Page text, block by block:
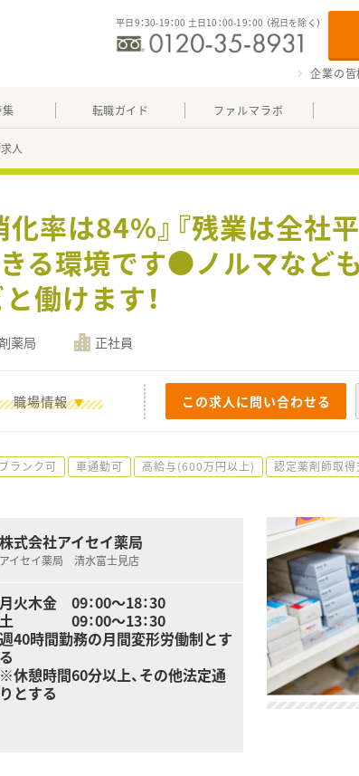
平日9：30-19：00 土日10：00-19：00 （祝日を除く）
企業の皆
転職ガイド ファルマラボ
人
化率は84%』『残業は全社
る環境です●ノルマなど
働けます！
薬局 正社員
職場情報 この求人に問い合わせる
ブランク可 車通勤可 高給与(600万円以上) 認定薬剤師取得
株式会社アイセイ薬局
アイセイ薬局 清水富士見店
月火木金 09：00～18：30
土 09：00～13：30
週40時間勤務の月間変形労働制とす
る
※休憩時間60分以上、その他法定通
りとする